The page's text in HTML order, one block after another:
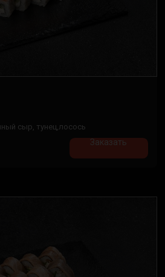
сыр, тунец,лосось
Заказать